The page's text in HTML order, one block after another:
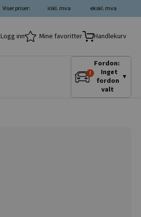
ekskl. mva
inkl. mva
Viser priser:
Logg inn Mine favoritter Handlekurv
Fordon:
Inget
fordon
valt
▼